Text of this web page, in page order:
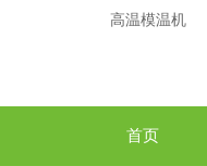
高温模温机
首页